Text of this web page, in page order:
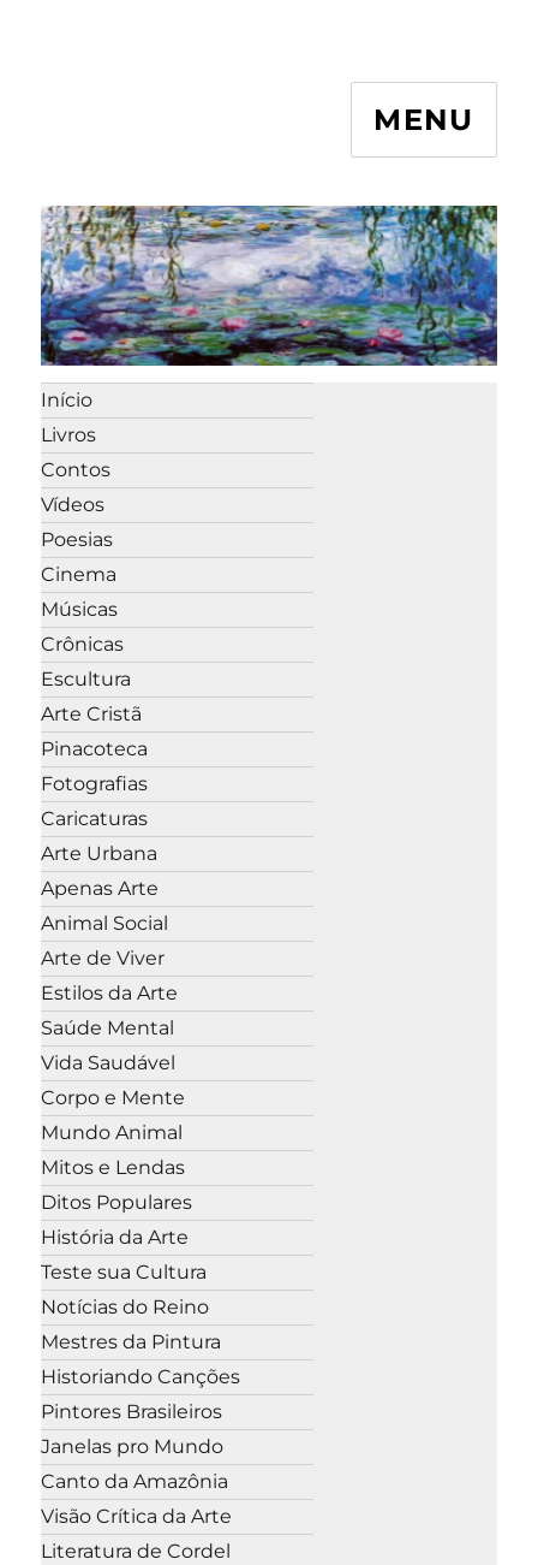
MENU
Início
Livros
Contos
Vídeos
Poesias
Cinema
Músicas
Crônicas
Escultura
Arte Cristã
Pinacoteca
Fotografias
Caricaturas
Arte Urbana
Apenas Arte
Animal Social
Arte de Viver
Estilos da Arte
Saúde Mental
Vida Saudável
Corpo e Mente
Mundo Animal
Mitos e Lendas
Ditos Populares
História da Arte
Teste sua Cultura
Notícias do Reino
Mestres da Pintura
Historiando Canções
Pintores Brasileiros
Janelas pro Mundo
Canto da Amazônia
Visão Crítica da Arte
Literatura de Cordel